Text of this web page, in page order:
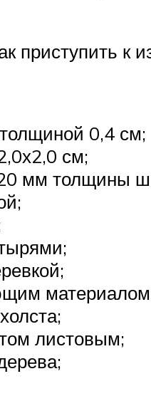
приступить к
0,4 см;
см;
мм толщины
листовым;